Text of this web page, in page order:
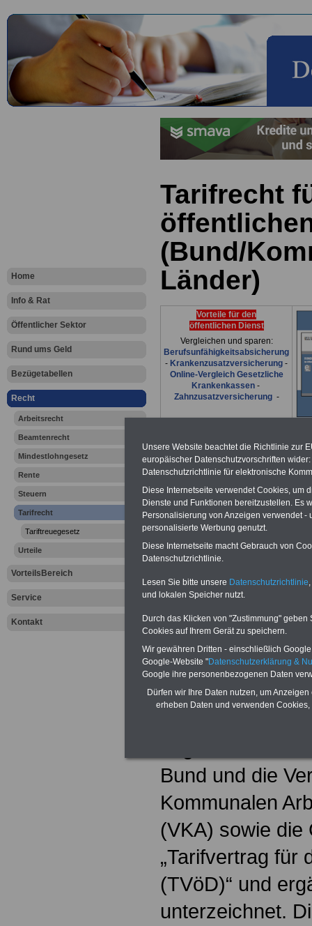
Home
Info & Rat
Öffentlicher Sektor
Rund ums Geld
Bezügetabellen
Recht
Arbeitsrecht
Beamtenrecht
Mindestlohngesetz
Rente
Steuern
Tarifrecht
Tariftreuegesetz
Urteile
VorteilsBereich
Service
Kontakt
Tarifrecht
(Bund/
Länder)
Vorteile für den
öffentlichen Dienst
Vergleichen und sparen:
Berufsunfähigkeitsabsicherung
- Krankenzusatzversicherung -
Online-Vergleich Gesetzliche
Krankenkassen-
Zahnzusatzversicherung-
Ihr
den Fall der
Leben
Tarifrecht
Das Tarifrecht
Dienst wurde in
2006
Bund und die
Kommunalen
(VKA) sowie die
„Tarifvertrag für
(TVöD)“ und
unterzeichnet.
Unsere Website beachtet die Richtlinie zur
europäischer Datenschutzvorschriften
Datenschutzrichtlinie für elektronische
Diese Internetseite verwendet Cookies, um
Dienste und Funktionen bereitzustellen. Es
Personalisierung von Anzeigen verwendet
personalisierte Werbung genutzt.
Diese Internetseite macht Gebrauch von
Datenschutzrichtlinie.
Lesen Sie bitte unsere Datenschutzrichtlinie
und lokalen Speicher nutzt.
Durch das Klicken von "Zustimmung"
Cookies auf Ihrem Gerät zu speichern.
Wir gewähren Dritten - einschließlich
Google-Website "Datenschutzerklärung &
Google ihre personenbezogenen Daten
Dürfen wir Ihre Daten nutzen, um
erheben Daten und verwenden